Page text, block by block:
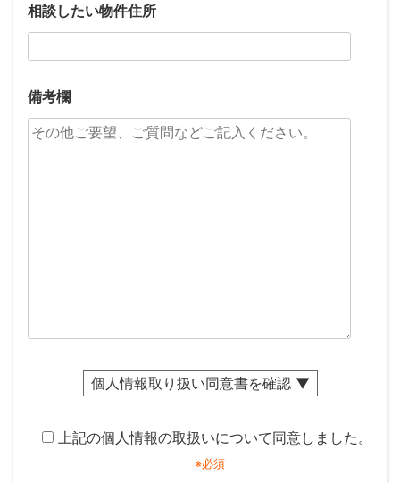
相談したい物件住所
備考欄
個人情報取り扱い同意書を確認 ▼
イエステーションいわき（アドレス株式会社）（以下
「当社」といいます）は、 当ウェブサイト（以下
上記の個人情報の取扱いについて同意しました。
※必須